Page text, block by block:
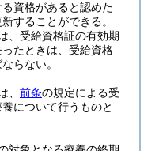
資格があると認めた
することができる。
、受給資格証の有効期
たときは、受給資格
らない。
、 前条の規定による受
について行うものと